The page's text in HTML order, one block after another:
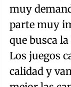
muy
parte muy
que busca
Los juegos
calidad y